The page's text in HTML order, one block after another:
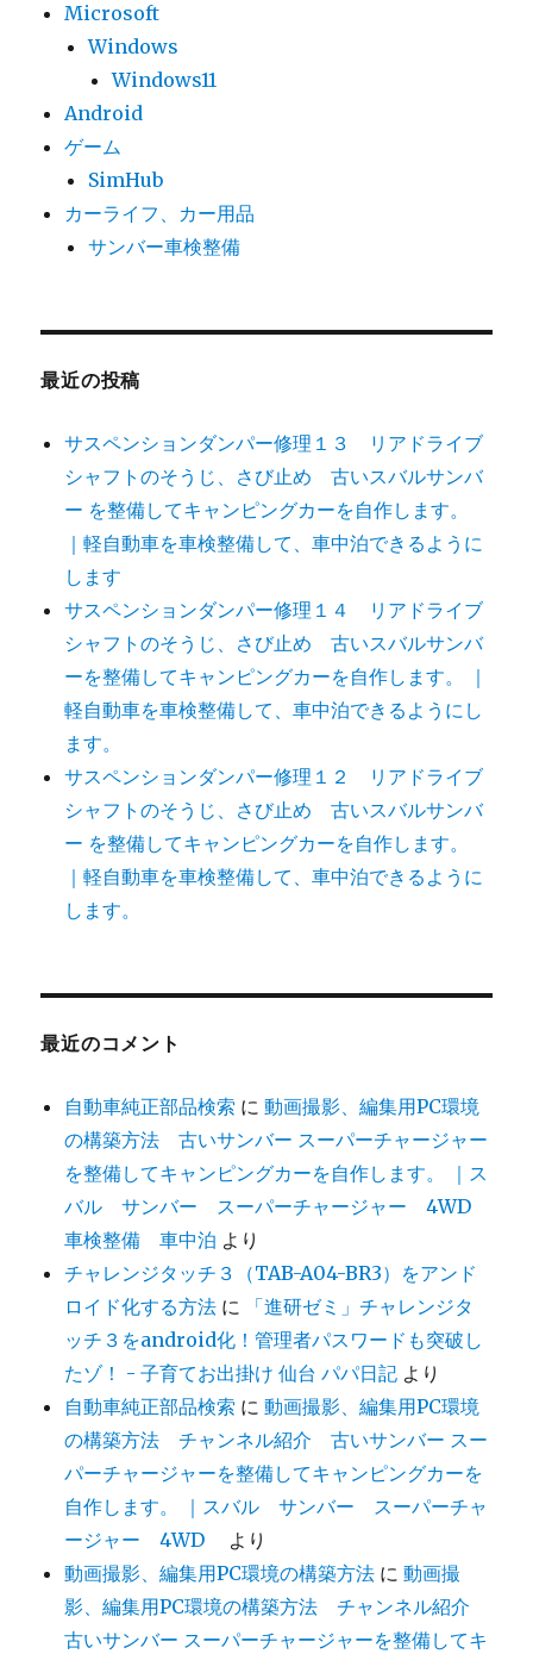
Microsoft
Windows
Windows11
Android
ゲーム
SimHub
カーライフ、カー用品
サンバー車検整備
最近の投稿
サスペンションダンパー修理１３ リアドライブ
シャフトのそうじ、さび止め 古いスバルサンバ
ー を整備してキャンピングカーを自作します。
｜軽自動車を車検整備して、車中泊できるように
します
サスペンションダンパー修理１４ リアドライブ
シャフトのそうじ、さび止め 古いスバルサンバ
ーを整備してキャンピングカーを自作します。 ｜
軽自動車を車検整備して、車中泊できるようにし
ます。
サスペンションダンパー修理１２ リアドライブ
シャフトのそうじ、さび止め 古いスバルサンバ
ー を整備してキャンピングカーを自作します。
｜軽自動車を車検整備して、車中泊できるように
します。
最近のコメント
自動車純正部品検索 に動画撮影、編集用PC環境
の構築方法 古いサンバー スーパーチャージャー
を整備してキャンピングカーを自作します。 ｜ス
バル サンバー スーパーチャージャー 4WD
車検整備 車中泊 より
チャレンジタッチ３（TAB-A04-BR3）をアンド
ロイド化する方法 に
「進研ゼミ」チャレンジタ
ッチ３をandroid化！管理者パスワードも突破し
たゾ！ - 子育てお出掛け 仙台 パパ日記 より
自動車純正部品検索 に動画撮影、編集用PC環境
の構築方法 チャンネル紹介 古いサンバー スー
パーチャージャーを整備してキャンピングカーを
自作します。 ｜スバル サンバー スーパーチャ
ージャー 4WD
より
動画撮影、編集用PC環境の構築方法 に動画撮
影、編集用PC環境の構築方法 チャンネル紹介
古いサンバー スーパーチャージャーを整備してキ